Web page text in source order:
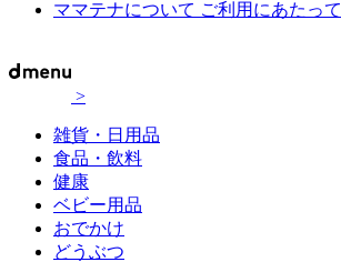
ママテナについて ご利用にあたって
>
雑貨・日用品
食品・飲料
健康
ベビー用品
おでかけ
どうぶつ